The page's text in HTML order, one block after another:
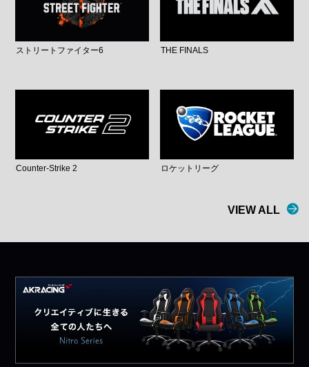
ストリートファイター6 THE FINALS
Counter-Strike 2 ロケットリーグ
VIEW ALL